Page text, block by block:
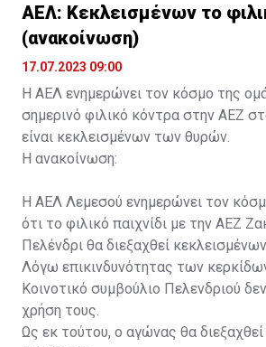
ΑΕΛ: Κεκλεισμένων το
(ανακοίνωση)
17.07.2023 09:00
Η ΑΕΛ ενημερώνει τον κόσμο της
σημερινό φιλικό κόντρα στην ΑΕΖ
είναι κεκλεισμένων των θυρών.
Η ανακοίνωση:
Η ΑΕΛ Λεμεσού ενημερώνει τον
ότι το φιλικό παιχνίδι με την ΑΕΖ
Πελένδρι θα διεξαχθεί
Λόγω επικινδυνότητας των
Κοινοτικό συμβούλιο Πελενδριού
χρήση τους.
Ως εκ τούτου, ο αγώνας θα